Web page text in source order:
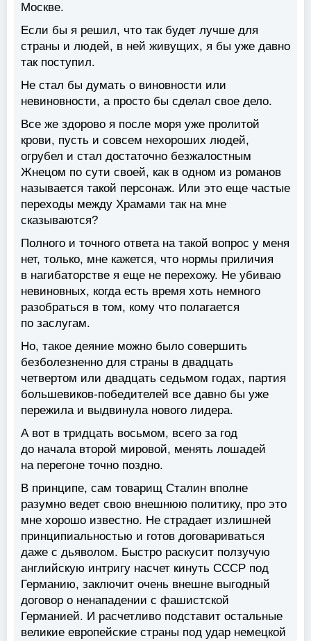
Москве.
Если бы я решил, что так будет лучше для
страны и людей, в ней живущих, я бы уже давно
так поступил.
Не стал бы думать о виновности или
невиновности, а просто бы сделал свое дело.
Все же здорово я после моря уже пролитой
крови, пусть и совсем нехороших людей,
огрубел и стал достаточно безжалостным
Жнецом по сути своей, как в одном из романов
называется такой персонаж. Или это еще частые
переходы между Храмами так на мне
сказываются?
Полного и точного ответа на такой вопрос у меня
нет, только, мне кажется, что нормы приличия
в нагибаторстве я еще не перехожу. Не убиваю
невиновных, когда есть время хоть немного
разобраться в том, кому что полагается
по заслугам.
Но, такое деяние можно было совершить
безболезненно для страны в двадцать
четвертом или двадцать седьмом годах, партия
большевиков-победителей все давно бы уже
пережила и выдвинула нового лидера.
А вот в тридцать восьмом, всего за год
до начала второй мировой, менять лошадей
на перегоне точно поздно.
В принципе, сам товарищ Сталин вполне
разумно ведет свою внешнюю политику, про это
мне хорошо известно. Не страдает излишней
принципиальностью и готов договариваться
даже с дьяволом. Быстро раскусит ползучую
английскую интригу насчет кинуть СССР под
Германию, заключит очень внешне выгодный
договор о ненападении с фашистской
Германией. И расчетливо подставит остальные
великие европейские страны под удар немецкой